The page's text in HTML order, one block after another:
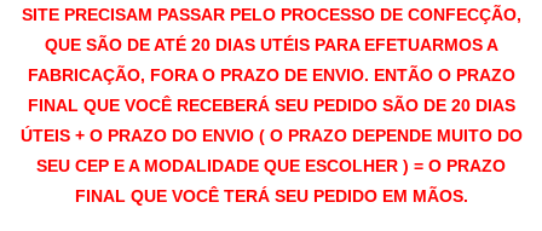
SITE PRECISAM PASSAR PELO PROCESSO DE CONFECÇÃO,
QUE SÃO DE ATÉ 20 DIAS UTÉIS PARA EFETUARMOS A
FABRICAÇÃO, FORA O PRAZO DE ENVIO. ENTÃO O PRAZO
FINAL QUE VOCÊ RECEBERÁ SEU PEDIDO SÃO DE 20 DIAS
ÚTEIS + O PRAZO DO ENVIO ( O PRAZO DEPENDE MUITO DO
SEU CEP E A MODALIDADE QUE ESCOLHER ) = O PRAZO
FINAL QUE VOCÊ TERÁ SEU PEDIDO EM MÃOS.